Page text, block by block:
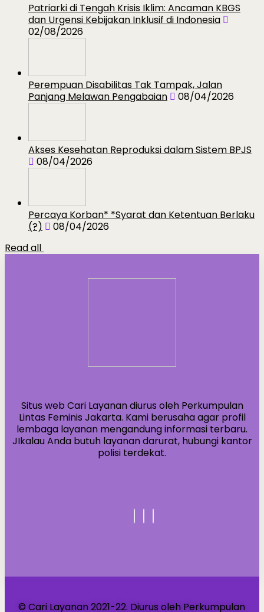
Patriarki di Tengah Krisis Iklim: Ancaman KBGS
dan Urgensi Kebijakan Inklusif di Indonesia
02/08/2026
Perempuan Disabilitas Tak Tampak, Jalan
Panjang Melawan Pengabaian
08/04/2026
Akses Kesehatan Reproduksi dalam Sistem BPJS
08/04/2026
Percaya Korban* *Syarat dan Ketentuan Berlaku
(?)
08/04/2026
Read all
Situs web Cari Layanan diurus oleh Perkumpulan
Lintas Feminis Jakarta. Kami berusaha agar profil
lembaga layanan mengandung informasi terbaru.
JIkalau Anda butuh layanan darurat, hubungi kantor
polisi terdekat.
© Cari Layanan 2021-22. Diurus oleh Perkumpulan